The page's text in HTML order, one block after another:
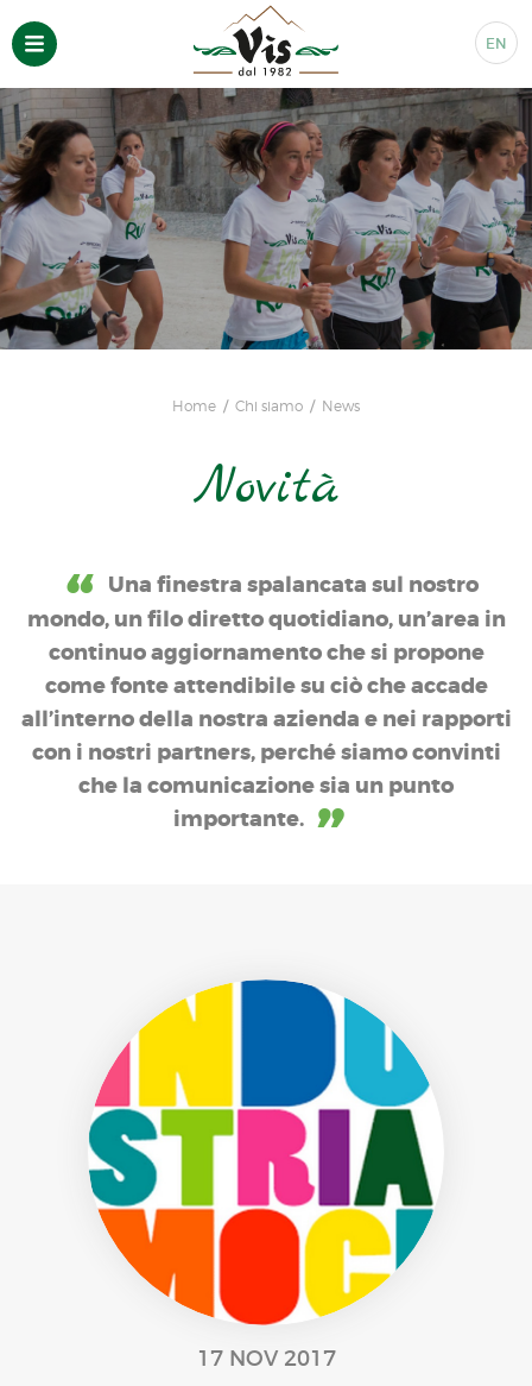
EN
Home Chi siamo News
Novità
Una finestra spalancata sul nostro
mondo, un filo diretto quotidiano, un’area in
continuo aggiornamento che si propone
come fonte attendibile su ciò che accade
all’interno della nostra azienda e nei rapporti
con i nostri partners, perché siamo convinti
che la comunicazione sia un punto
importante.
17 NOV 2017